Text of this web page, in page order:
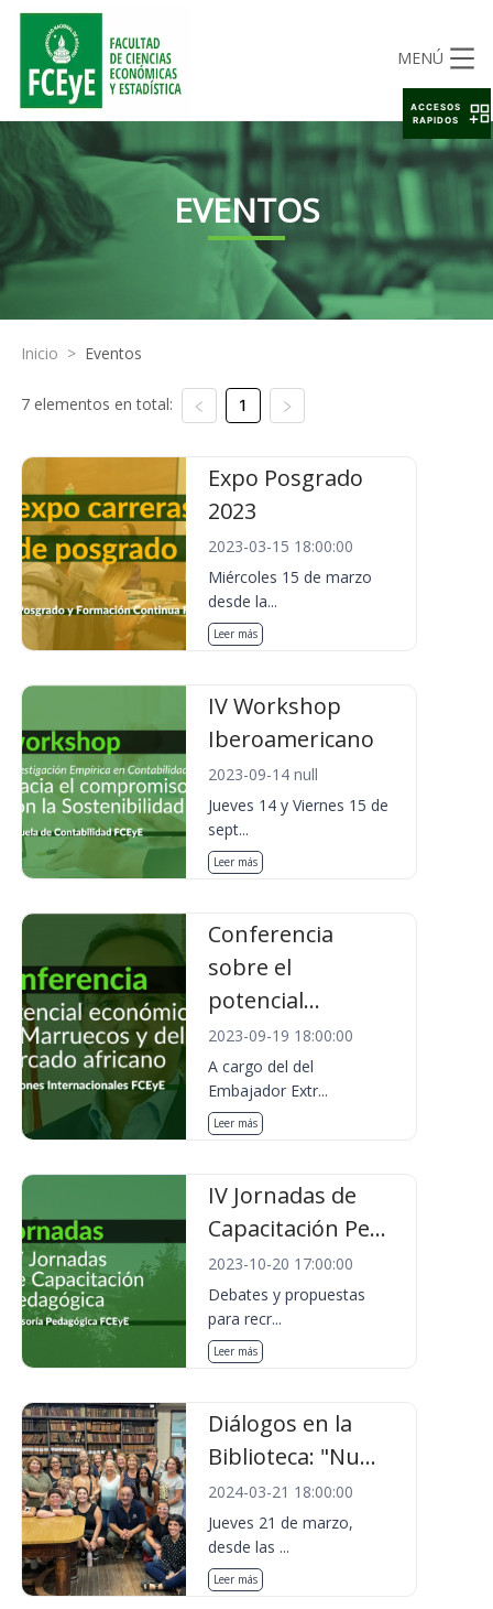
MENÚ
EVENTOS
Inicio > Eventos
7 elementos en total: 1
Expo Posgrado
2023
2023-03-15 18:00:00
Miércoles 15 de marzo
desde la...
Leer más
IV Workshop
Iberoamericano
2023-09-14 null
Jueves 14 y Viernes 15 de
sept...
Leer más
Conferencia
sobre el
potencial...
2023-09-19 18:00:00
A cargo del del
Embajador Extr...
Leer más
IV Jornadas de
Capacitación Pe...
2023-10-20 17:00:00
Debates y propuestas
para recr...
Leer más
Diálogos en la
Biblioteca: "Nu...
2024-03-21 18:00:00
Jueves 21 de marzo,
desde las ...
Leer más
ACCESOS
RAPIDOS